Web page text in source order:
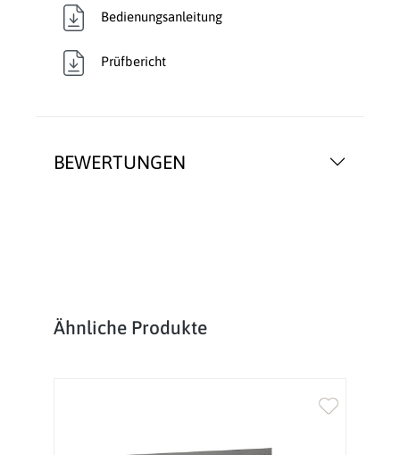
BEWERTUNGEN
Bedienungsanleitung
Prüfbericht
Produktgalerie überspringen
Ähnliche Produkte